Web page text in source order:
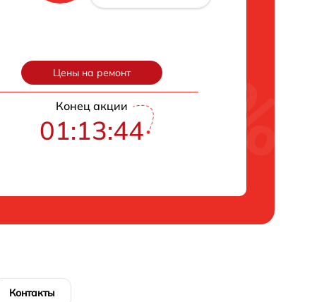
Цены на ремонт
Конец акции
01:13:43
Контакты